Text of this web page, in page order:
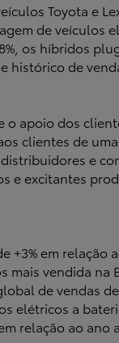
Toyota e
de veículos
os híbridos
histórico de
o apoio dos
clientes de
e
e excitantes
+3% em
mais vendida
de vendas
elétricos a
relação ao